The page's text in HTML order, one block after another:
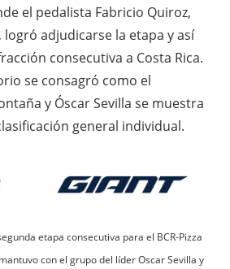
el pedalista Fabricio Quiroz,
logró adjudicarse la etapa y así
consecutiva a Costa Rica.
se consagró como el
y Óscar Sevilla se muestra
general individual.
etapa consecutiva para el BCR-Pizza
con el grupo del líder Oscar Sevilla y